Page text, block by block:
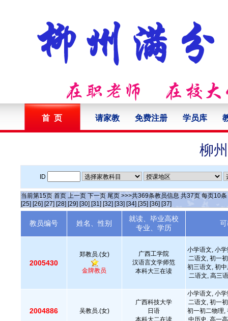
首 页 请家教 免费注册 学员库
柳
ID
当前第15页 首页 上一页 下一页 尾页 >>>共369条教员信息 共37页 每页10条
[25] [26] [27] [28] [29] [30] [31] [32] [33] [34] [35] [36] [37]
教员编号 姓名、性别
就读、毕业高校
专业、学历
2005430
郑教员.(女)
金牌教员
广西工学院
汉语言文学师范
本科大三在读
小学语文, 小
二语文, 初一
初三语文, 初
二语文, 高三
2004886 吴教员.(女)
广西科技大学
日语
本科大二在读
小学语文, 小
二语文, 初一
初一初二物理,
中历史, 高一